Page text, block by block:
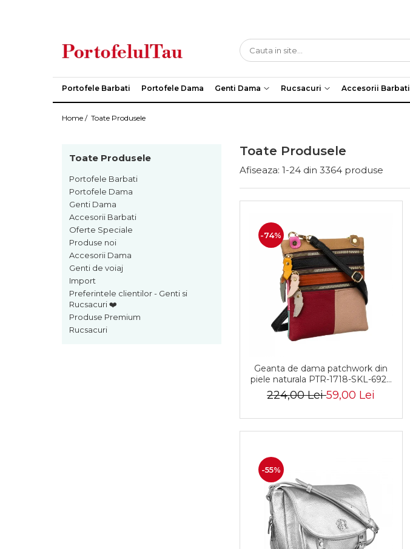
Clutch / Posete Plic
Genti Casual
Genti Piele Naturala
Rucsacuri Barbati
Ghiozdane
Curele Barbati
Genti Barbati de Umar
Seturi Cadou
Cadouri pentru femei
Borsete DamaPortofele Barbati Portofele Dama Genti Dama Rucsacuri Accesorii Barbati
Home / Toate Produsele
Toate Produsele
Toate Produsele
Portofele Barbati
Portofele Dama
Genti Dama
Accesorii Barbati
Oferte Speciale
Produse noi
Accesorii Dama
Genti de voiaj
Import
Preferintele clientilor - Genti si
Rucsacuri ❤️
Produse Premium
Rucsacuri
Afiseaza: 1-24din 3364 produse
-74%
Geanta de dama patchwork din
piele naturala PTR-1718-SKL-6922
MULTI
224,00 Lei59,00 Lei
-55%